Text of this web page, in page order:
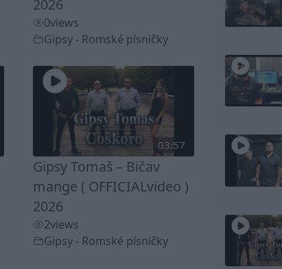
2026
0views
Gipsy - Romské písničky
03:57
Gipsy Tomaš – Bičav
mange ( OFFICIALvideo )
2026
2views
Gipsy - Romské písničky